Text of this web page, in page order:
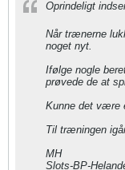
Oprindeligt
Når trænerne
noget nyt.
Ifølge nogle
prøvede de at
Kunne det være
Til træningen
MH
Slots-BP-